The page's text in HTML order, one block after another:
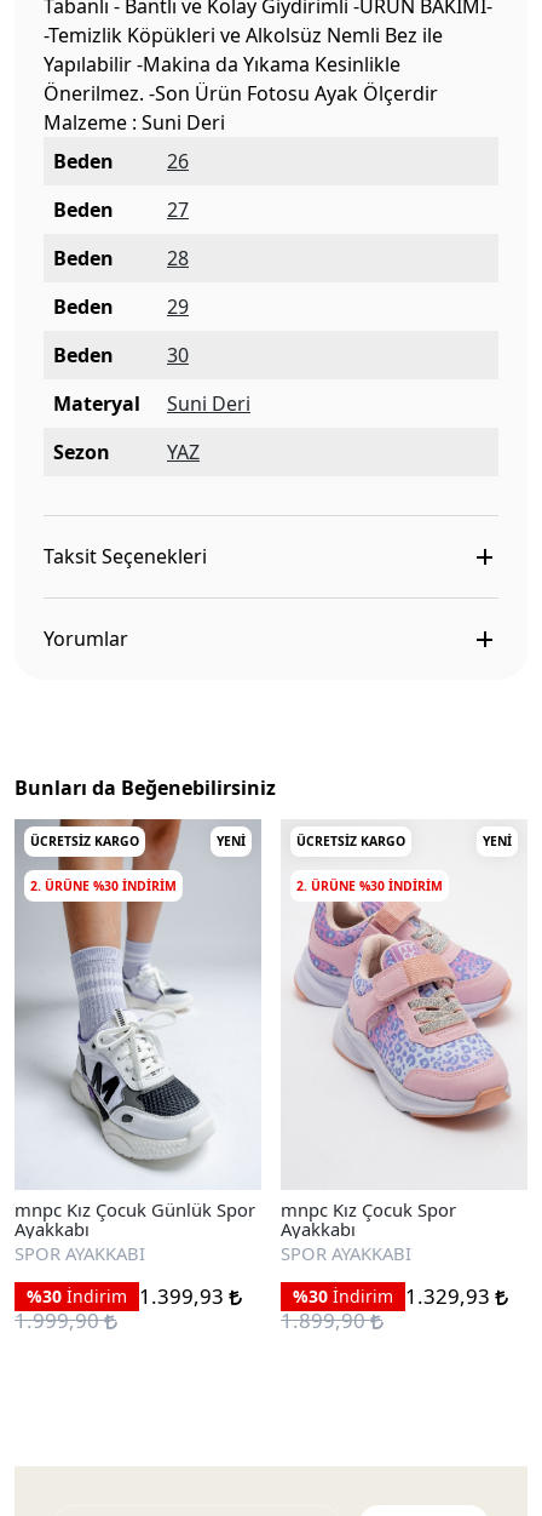
Tabanlı - Bantlı ve Kolay Giydirimli -ÜRÜN BAKIMI-
-Temizlik Köpükleri ve Alkolsüz Nemli Bez ile
Yapılabilir -Makina da Yıkama Kesinlikle
Önerilmez. -Son Ürün Fotosu Ayak Ölçerdir
Malzeme : Suni Deri
Beden
26
Beden
27
Beden
28
Beden
29
Beden
30
Materyal
Suni Deri
Sezon
YAZ
Taksit Seçenekleri
Yorumlar
Bunları da Beğenebilirsiniz
ÜCRETSIZ KARGO YENI
2. ÜRÜNE %30 INDIRIM
mnpc Kız Çocuk Günlük Spor
Ayakkabı
SPOR AYAKKABI
%30 İndirim
1.399,93
1.999,90
ÜCRETSIZ KARGO YENI
2. ÜRÜNE %30 INDIRIM
mnpc Kız Çocuk Spor
Ayakkabı
SPOR AYAKKABI
%30 İndirim
1.329,93
1.899,90